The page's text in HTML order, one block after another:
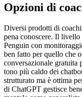
Opzioni di
Diversi prodotti di
pena conoscere. Il
Penguin con
ben fatto per quello che
conversazionale gratuita
tono più caldo dei
strutturato ma è ottima
di ChatGPT gestisce